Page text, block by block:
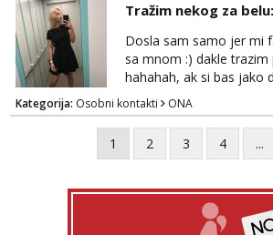
dostupna radnim danom
obitelj) - vodiš brigu o
zaštitu Ne javljajte se: -
paro...
Tražim nekog za
Dosla sam samo jer mi
sa mnom :) dakle trazim
hahahah, ak si bas jako
razmislit za dalje Klikni
tamo, cekam te!
Kategorija: Osobni kontakti ONA
1 2 3 4 ...